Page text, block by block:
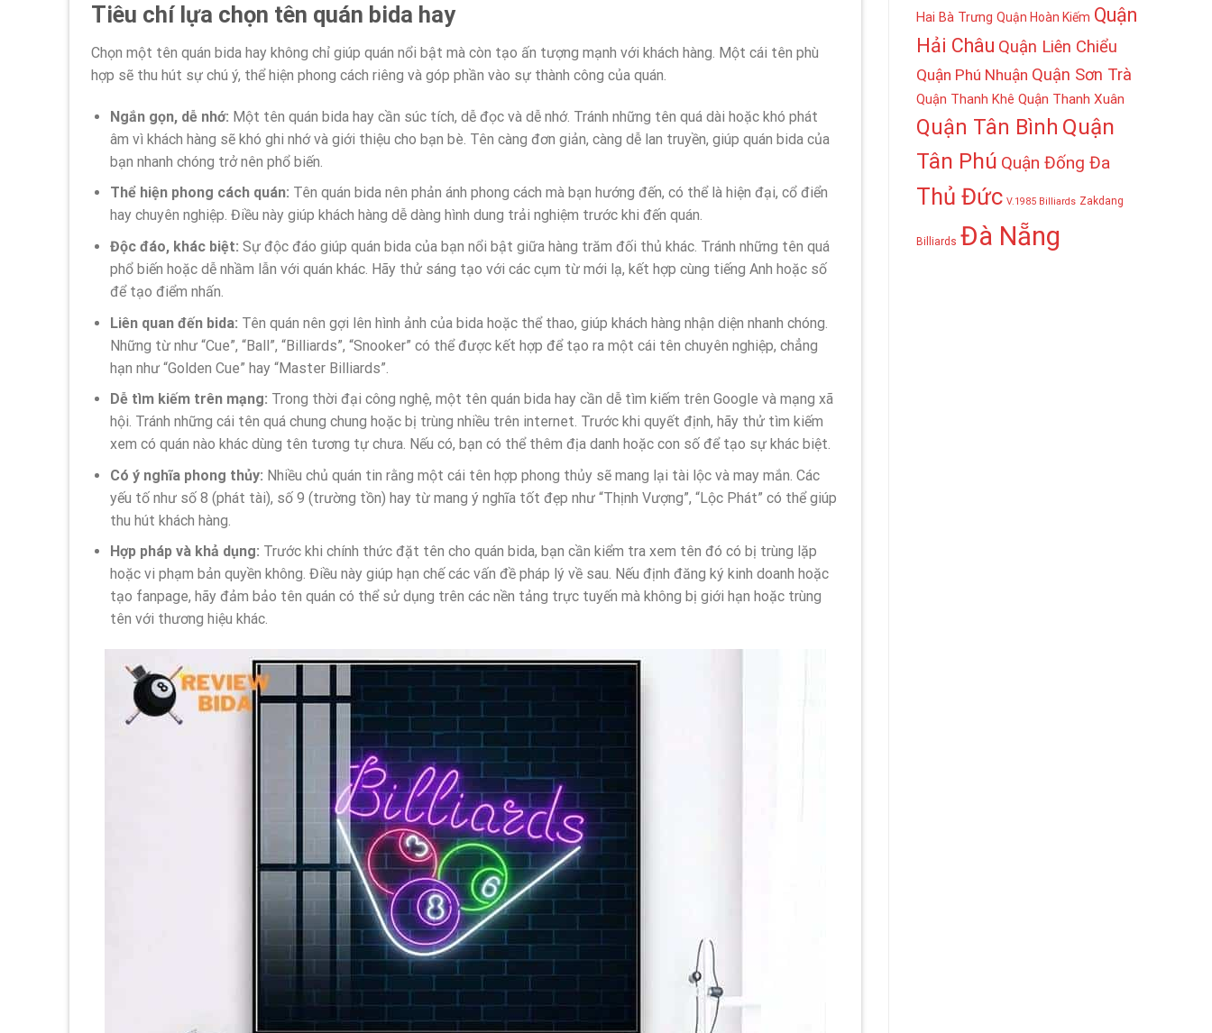
Tiêu chí lựa chọn tên quán bida hay
Chọn một tên quán bida hay không chỉ giúp quán nổi bật mà còn tạo ấn tượng mạnh với khách hàng. Một cái tên phù
hợp sẽ thu hút sự chú ý, thể hiện phong cách riêng và góp phần vào sự thành công của quán.
Ngắn gọn, dễ nhớ: Một tên quán bida hay cần súc tích, dễ đọc và dễ nhớ. Tránh những tên quá dài hoặc khó phát
âm vì khách hàng sẽ khó ghi nhớ và giới thiệu cho bạn bè. Tên càng đơn giản, càng dễ lan truyền, giúp quán bida của
bạn nhanh chóng trở nên phổ biến.
Thể hiện phong cách quán: Tên quán bida nên phản ánh phong cách mà bạn hướng đến, có thể là hiện đại, cổ điển
hay chuyên nghiệp. Điều này giúp khách hàng dễ dàng hình dung trải nghiệm trước khi đến quán.
Độc đáo, khác biệt: Sự độc đáo giúp quán bida của bạn nổi bật giữa hàng trăm đối thủ khác. Tránh những tên quá
phổ biến hoặc dễ nhầm lẫn với quán khác. Hãy thử sáng tạo với các cụm từ mới lạ, kết hợp cùng tiếng Anh hoặc số
để tạo điểm nhấn.
Liên quan đến bida: Tên quán nên gợi lên hình ảnh của bida hoặc thể thao, giúp khách hàng nhận diện nhanh chóng.
Những từ như “Cue”, “Ball”, “Billiards”, “Snooker” có thể được kết hợp để tạo ra một cái tên chuyên nghiệp, chẳng
hạn như “Golden Cue” hay “Master Billiards”.
Dễ tìm kiếm trên mạng: Trong thời đại công nghệ, một tên quán bida hay cần dễ tìm kiếm trên Google và mạng xã
hội. Tránh những cái tên quá chung chung hoặc bị trùng nhiều trên internet. Trước khi quyết định, hãy thử tìm kiếm
xem có quán nào khác dùng tên tương tự chưa. Nếu có, bạn có thể thêm địa danh hoặc con số để tạo sự khác biệt.
Có ý nghĩa phong thủy: Nhiều chủ quán tin rằng một cái tên hợp phong thủy sẽ mang lại tài lộc và may mắn. Các
yếu tố như số 8 (phát tài), số 9 (trường tồn) hay từ mang ý nghĩa tốt đẹp như “Thịnh Vượng”, “Lộc Phát” có thể giúp
thu hút khách hàng.
Hợp pháp và khả dụng: Trước khi chính thức đặt tên cho quán bida, bạn cần kiểm tra xem tên đó có bị trùng lặp
hoặc vi phạm bản quyền không. Điều này giúp hạn chế các vấn đề pháp lý về sau. Nếu định đăng ký kinh doanh hoặc
tạo fanpage, hãy đảm bảo tên quán có thể sử dụng trên các nền tảng trực tuyến mà không bị giới hạn hoặc trùng
tên với thương hiệu khác.
Hai Bà Trưng Quận Hoàn Kiếm Quận
Hải Châu Quận Liên Chiểu
Quận Phú Nhuận Quận Sơn Trà
Quận Thanh Khê Quận Thanh Xuân
Quận Tân Bình Quận
Tân Phú Quận Đống Đa
Thủ Đức V.1985 Billiards Zakdang
Billiards Đà Nẵng